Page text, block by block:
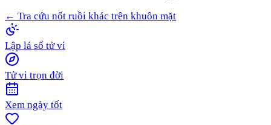
← Tra cứu nốt ruồi khác trên khuôn mặt
Lập lá số tử vi
Tử vi trọn đời
Xem ngày tốt